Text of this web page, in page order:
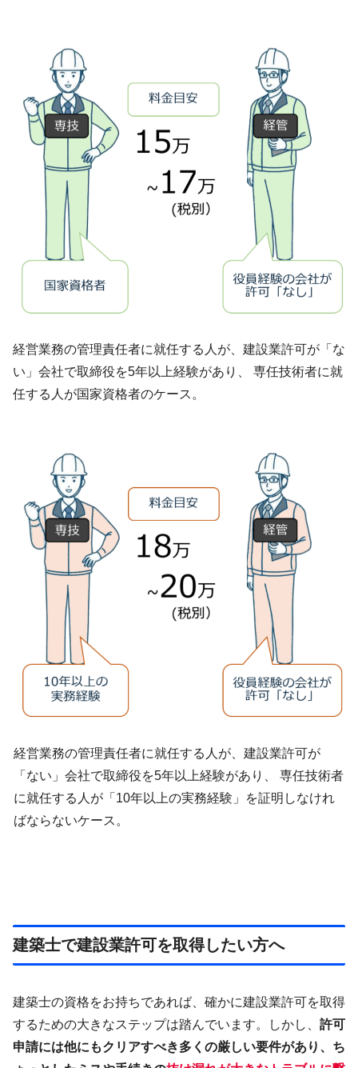
経営業務の管理責任者に就任する人が、建設業許可が「な
い」会社で取締役を5年以上経験があり、 専任技術者に就
任する人が国家資格者のケース。
経営業務の管理責任者に就任する人が、建設業許可が
「ない」会社で取締役を5年以上経験があり、 専任技術者
に就任する人が「10年以上の実務経験」を証明しなけれ
ばならないケース。
建築士で建設業許可を取得したい方へ
建築士の資格をお持ちであれば、確かに建設業許可を取得
するための大きなステップは踏んでいます。しかし、 許可
申請には他にもクリアすべき多くの厳しい要件があり、ち